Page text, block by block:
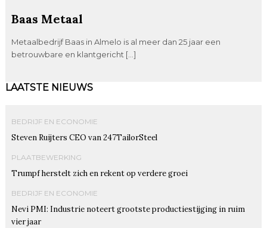
Baas Metaal
Metaalbedrijf Baas in Almelo is al meer dan 25 jaar een
betrouwbare en klantgericht […]
LAATSTE NIEUWS
BEDRIJF EN ECONOMIE
Steven Ruijters CEO van 247TailorSteel
PLAATBEWERKING
Trumpf herstelt zich en rekent op verdere groei
BEDRIJF EN ECONOMIE
Nevi PMI: Industrie noteert grootste productiestijging in ruim
vier jaar